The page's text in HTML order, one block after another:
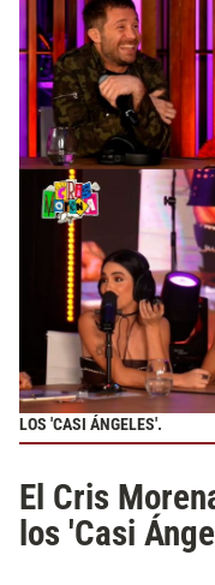
LOS 'CASI ÁNGELES'.
El Cris
los 'Casi